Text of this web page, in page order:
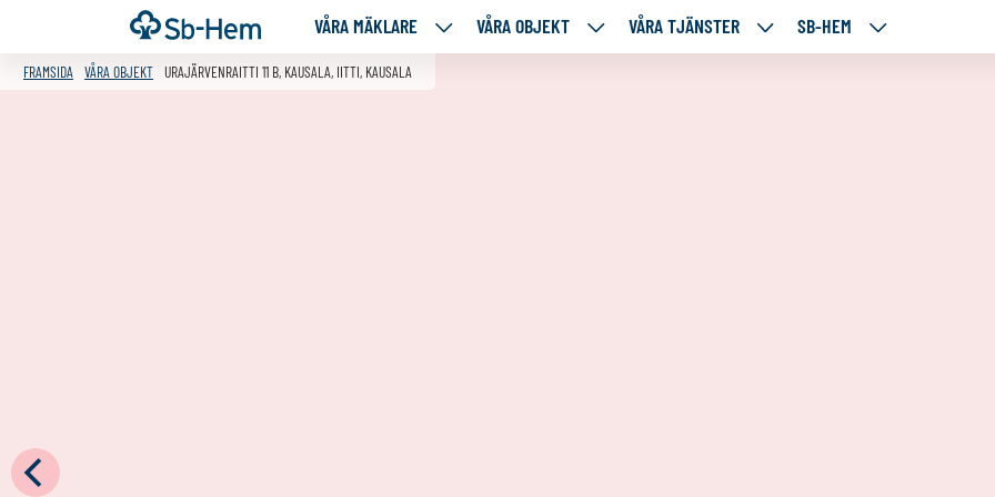
Till
innehållet
Framsida VÅRA MÄKLARE
VÅRA VÅRA OBJEKT
VÅRA VÅRA TJÄNSTER
VÅRASB-HEM
SB-
FRAMSIDA VÅRA OBJEKT URAJÄRVENRAITTI 11 B, KAUSALA, IITTI, KAUSALA